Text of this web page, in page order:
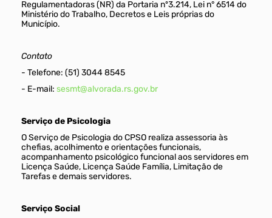
Regulamentadoras (NR) da Portaria nº3.214, Lei n° 6514 do
Ministério do Trabalho, Decretos e Leis próprias do
Município.
Contato
- Telefone: (51) 3044 8545
- E-mail: sesmt@alvorada.rs.gov.br
Serviço de Psicologia
O Serviço de Psicologia do CPSO realiza assessoria às
chefias, acolhimento e orientações funcionais,
acompanhamento psicológico funcional aos servidores em
Licença Saúde, Licença Saúde Família, Limitação de
Tarefas e demais servidores.
Serviço Social